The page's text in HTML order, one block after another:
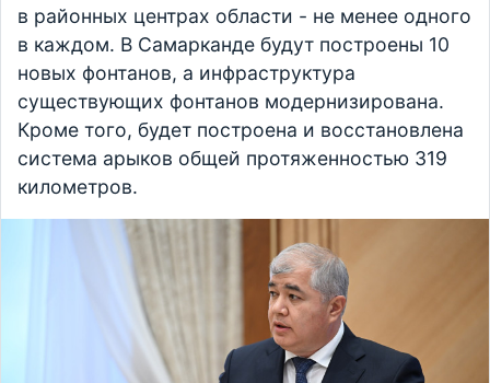
в районных центрах области - не менее одного
в каждом. В Самарканде будут построены 10
новых фонтанов, а инфраструктура
существующих фонтанов модернизирована.
Кроме того, будет построена и восстановлена
система арыков общей протяженностью 319
километров.